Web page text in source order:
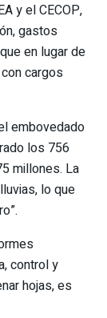
y el CECOP,
gastos
en lugar de
cargos
embovedado
los 756
millones. La
lo que
control y
hojas, es